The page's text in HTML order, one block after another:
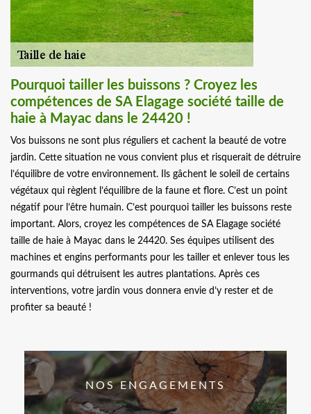
Pourquoi tailler les buissons ? Croyez les
compétences de SA Elagage société taille de
haie à Mayac dans le 24420 !
Vos buissons ne sont plus réguliers et cachent la beauté de votre
jardin. Cette situation ne vous convient plus et risquerait de détruire
l’équilibre de votre environnement. Ils gâchent le soleil de certains
végétaux qui règlent l’équilibre de la faune et flore. C’est un point
négatif pour l’être humain. C’est pourquoi tailler les buissons reste
important. Alors, croyez les compétences de SA Elagage société
taille de haie à Mayac dans le 24420. Ses équipes utilisent des
machines et engins performants pour les tailler et enlever tous les
gourmands qui détruisent les autres plantations. Après ces
interventions, votre jardin vous donnera envie d’y rester et de
profiter sa beauté !
NOS ENGAGEMENTS